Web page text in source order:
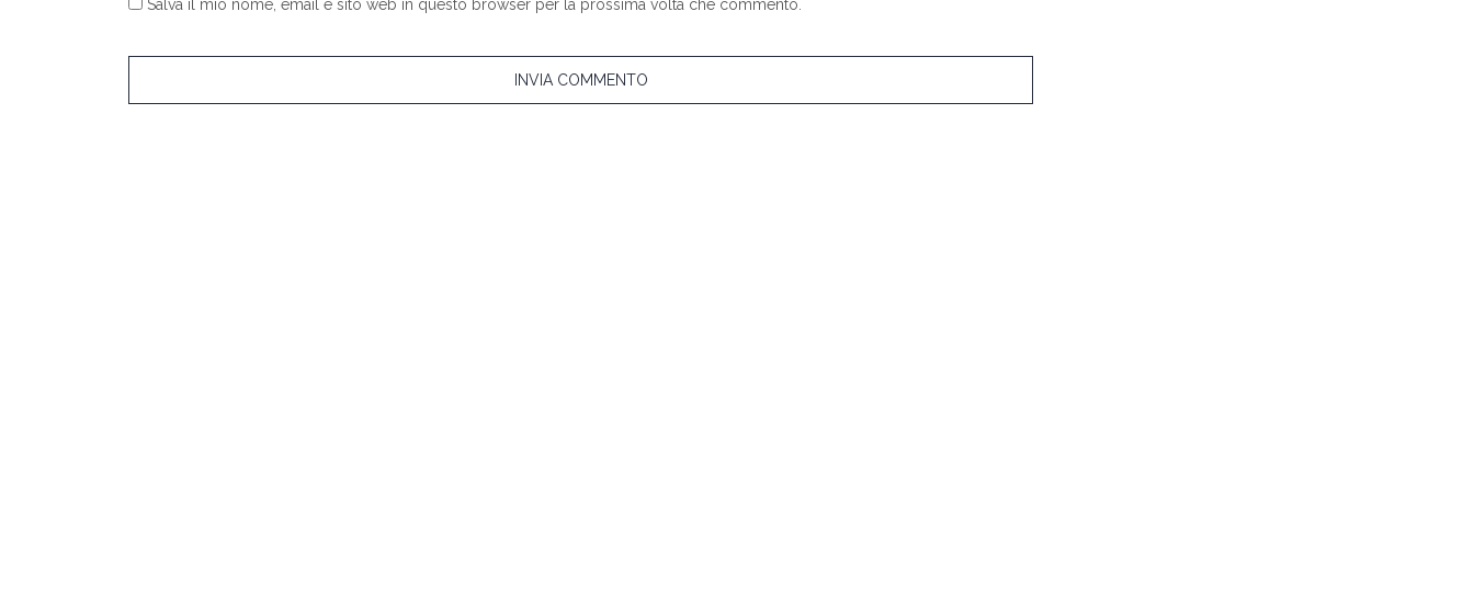
Salva il mio nome, email e sito web in questo browser per la prossima volta che commento.